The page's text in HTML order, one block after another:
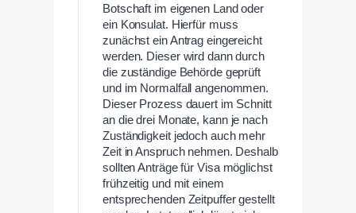
Botschaft im eigenen Land oder
ein Konsulat. Hierfür muss
zunächst ein Antrag eingereicht
werden. Dieser wird dann durch
die zuständige Behörde geprüft
und im Normalfall angenommen.
Dieser Prozess dauert im Schnitt
an die drei Monate, kann je nach
Zuständigkeit jedoch auch mehr
Zeit in Anspruch nehmen. Deshalb
sollten Anträge für Visa möglichst
frühzeitig und mit einem
entsprechenden Zeitpuffer gestellt